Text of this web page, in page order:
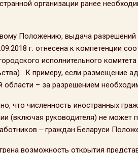
организации ранее
Положению, выдача разрешений
г. отнесена к компетенции
исполнительного
К примеру, если размещение
области – за разрешением
что численность иностранных
(включая руководителя) не может
‒ граждан Беларуси
возможность открытия